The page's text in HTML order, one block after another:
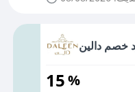
خصم دالين
15%